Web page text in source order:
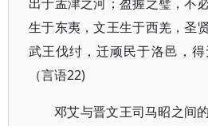
生于东夷，文王生于西羌，圣
武王伐纣，迁顽民于洛邑，
（言语22)
邓艾与晋文王司马昭之间